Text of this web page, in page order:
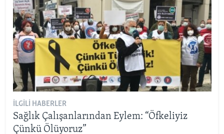
İLGILI HABERLER
Sağlık Çalışanlarından Eylem: “Öfkeliyiz
Çünkü Ölüyoruz”